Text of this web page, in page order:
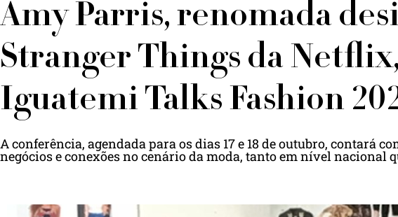
Amy Parris, renomada
Stranger Things da
Iguatemi Talks Fashion
A conferência, agendada para os dias 17 e 18 de outubro, contará
negócios e conexões no cenário da moda, tanto em nível nacional